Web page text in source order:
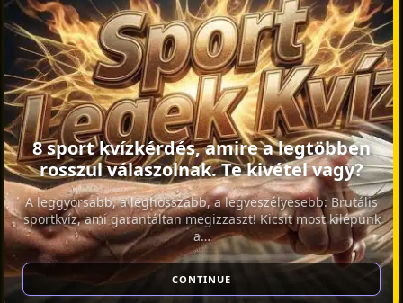
8 sport kvízkérdés, amire a legtöbben
rosszul válaszolnak. Te kivétel vagy?
A leggyorsabb, a leghosszabb, a legveszélyesebb: Brutális
sportkvíz, ami garantáltan megizzaszt! Kicsit most kilépünk
a…
CONTINUE